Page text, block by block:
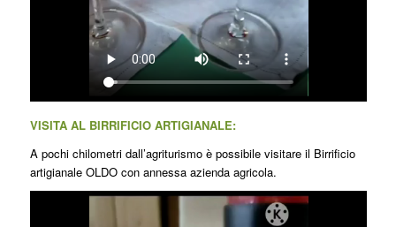
VISITA AL BIRRIFICIO ARTIGIANALE:
A pochi chilometri dall’agriturismo è possibile visitare il Birrificio
artigianale OLDO con annessa azienda agricola.